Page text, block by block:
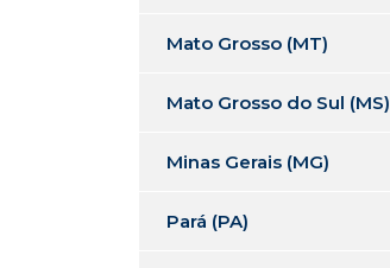
Mato Grosso (MT)
Mato Grosso do Sul (MS)
Minas Gerais (MG)
Pará (PA)